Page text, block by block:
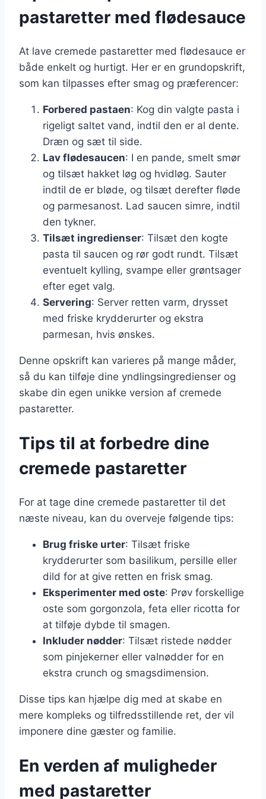
pastaretter med flødesauce
At lave cremede pastaretter med flødesauce er
både enkelt og hurtigt. Her er en grundopskrift,
som kan tilpasses efter smag og præferencer:
Forbered pastaen: Kog din valgte pasta i
rigeligt saltet vand, indtil den er al dente.
Dræn og sæt til side.
Lav flødesaucen: I en pande, smelt smør
og tilsæt hakket løg og hvidløg. Sauter
indtil de er bløde, og tilsæt derefter fløde
og parmesanost. Lad saucen simre, indtil
den tykner.
Tilsæt ingredienser: Tilsæt den kogte
pasta til saucen og rør godt rundt. Tilsæt
eventuelt kylling, svampe eller grøntsager
efter eget valg.
Servering: Server retten varm, drysset
med friske krydderurter og ekstra
parmesan, hvis ønskes.
Denne opskrift kan varieres på mange måder,
så du kan tilføje dine yndlingsingredienser og
skabe din egen unikke version af cremede
pastaretter.
Tips til at forbedre dine
cremede pastaretter
For at tage dine cremede pastaretter til det
næste niveau, kan du overveje følgende tips:
Brug friske urter: Tilsæt friske
krydderurter som basilikum, persille eller
dild for at give retten en frisk smag.
Eksperimenter med oste: Prøv forskellige
oste som gorgonzola, feta eller ricotta for
at tilføje dybde til smagen.
Inkluder nødder: Tilsæt ristede nødder
som pinjekerner eller valnødder for en
ekstra crunch og smagsdimension.
Disse tips kan hjælpe dig med at skabe en
mere kompleks og tilfredsstillende ret, der vil
imponere dine gæster og familie.
En verden af muligheder
med pastaretter